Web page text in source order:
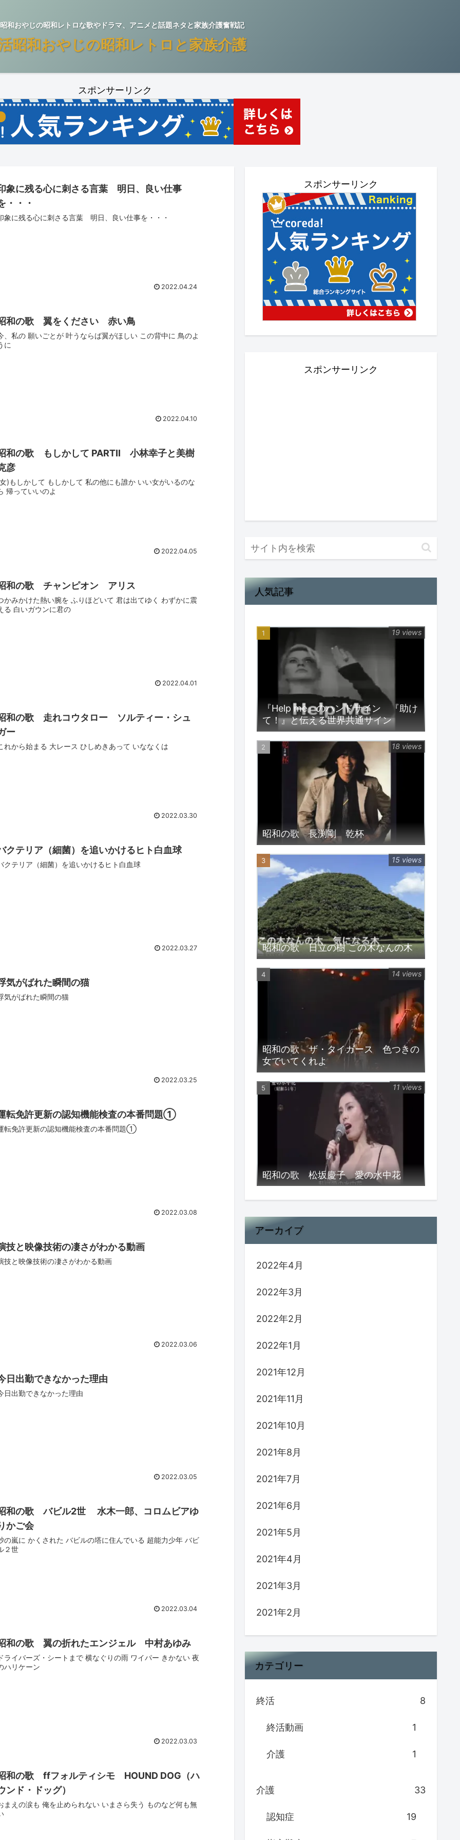
和おやじの昭和レトロな歌やドラマ、アニメと話題ネタと家族介護奮戦記
昭和おやじの昭和レトロと家族介護
スポンサーリンク
象に残る心に刺さる言葉 明日、良い仕事
・・・
象に残る心に刺さる言葉 明日、良い仕事を・・・
2022.04.24
和の歌 翼をください 赤い鳥
、私の 願いごとが 叶うならば翼がほしい この背中に 鳥のよ
に
2022.04.10
和の歌 もしかして PARTII 小林幸子と美樹
彦
)もしかして もしかして 私の他にも誰か いい女がいるのな
帰っていいのよ
2022.04.05
和の歌 チャンピオン アリス
かみかけた熱い腕を ふりほどいて 君は出てゆく わずかに震
る 白いガウンに君の
2022.04.01
和の歌 走れコウタロー ソルティー・シュ
ー
れから始まる 大レース ひしめきあって いななくは
2022.03.30
クテリア（細菌）を追いかけるヒト白血球
クテリア（細菌）を追いかけるヒト白血球
2022.03.27
気がばれた瞬間の猫
気がばれた瞬間の猫
2022.03.25
転免許更新の認知機能検査の本番問題①
転免許更新の認知機能検査の本番問題①
2022.03.08
技と映像技術の凄さがわかる動画
技と映像技術の凄さがわかる動画
2022.03.06
日出勤できなかった理由
日出勤できなかった理由
2022.03.05
和の歌 バビル2世 水木一郎、コロムビアゆ
かご会
の嵐に かくされた バビルの塔に住んでいる 超能力少年 バビ
２世
2022.03.04
和の歌 翼の折れたエンジェル 中村あゆみ
ライバーズ・シートまで 横なぐりの雨 ワイパー きかない 夜
ハリケーン
2022.03.03
和の歌 ffフォルティシモ HOUND DOG（ハ
ンド・ドッグ）
まえの涙も 俺を止められない いまさら失う ものなど何も無
スポンサーリンク
スポンサーリンク
人気記事
『Help me』のハンドサイン 『助け
て！』と伝える世界共通サイン
19 views
昭和の歌 長渕剛 乾杯
18 views
昭和の歌 日立の樹 この木なんの木
15 views
昭和の歌 ザ・タイガース 色つきの
女でいてくれよ
14 views
昭和の歌 松坂慶子 愛の水中花
11 views
アーカイブ
2022年4月
2022年3月
2022年2月
2022年1月
2021年12月
2021年11月
2021年10月
2021年8月
2021年7月
2021年6月
2021年5月
2021年4月
2021年3月
2021年2月
カテゴリー
終活 8
終活動画 1
介護 1
介護 33
認知症 19